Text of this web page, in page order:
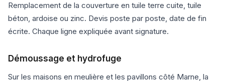
Remplacement de la couverture en tuile terre cuite, tuile
béton, ardoise ou zinc. Devis poste par poste, date de fin
écrite. Chaque ligne expliquée avant signature.
Démoussage et hydrofuge
Sur les maisons en meulière et les pavillons côté Marne, la